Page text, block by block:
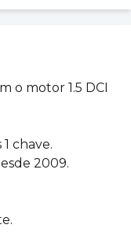
o motor 1.5 DCI
chave.
2009.